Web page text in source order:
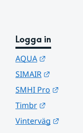
Logga in
AQUA
SIMAIR
SMHI Pro
Timbr
Vinterväg